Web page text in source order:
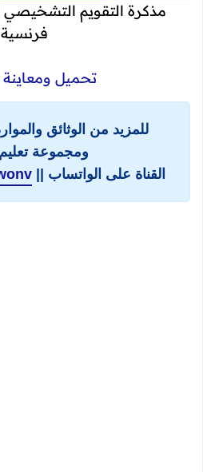
فرنسية
تحميل ومعاينة
للمزيد من الوثائق
ومجموعة
القناة على الواتساب ||